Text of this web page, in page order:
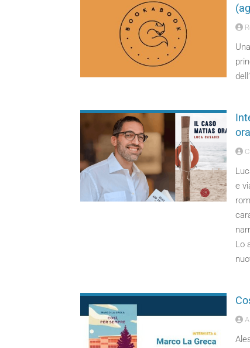
e
Lo